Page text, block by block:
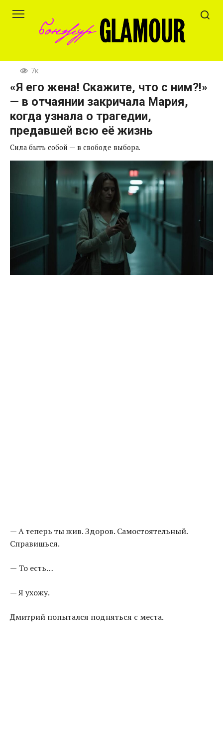
7к.
«Я его жена! Скажите, что с ним?!»
— в отчаянии закричала Мария,
когда узнала о трагедии,
предавшей всю её жизнь
Сила быть собой — в свободе выбора.
— А теперь ты жив. Здоров. Самостоятельный.
Справишься.
— То есть…
— Я ухожу.
Дмитрий попытался подняться с места.